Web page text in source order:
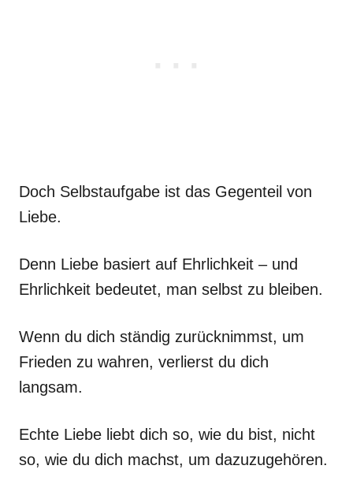
Doch Selbstaufgabe ist das Gegenteil von
Liebe.
Denn Liebe basiert auf Ehrlichkeit – und
Ehrlichkeit bedeutet, man selbst zu bleiben.
Wenn du dich ständig zurücknimmst, um
Frieden zu wahren, verlierst du dich
langsam.
Echte Liebe liebt dich so, wie du bist, nicht
so, wie du dich machst, um dazuzugehören.